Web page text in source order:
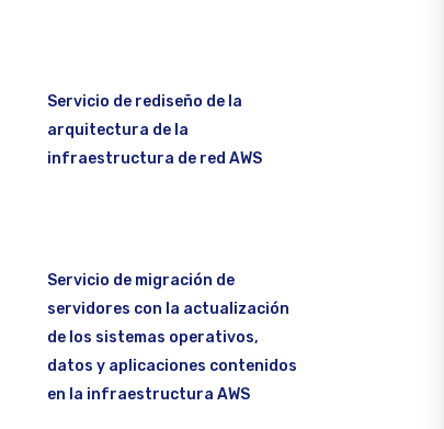
Servicio de rediseño de la
arquitectura de la
infraestructura de red AWS
Servicio de migración de
servidores con la actualización
de los sistemas operativos,
datos y aplicaciones contenidos
en la infraestructura AWS